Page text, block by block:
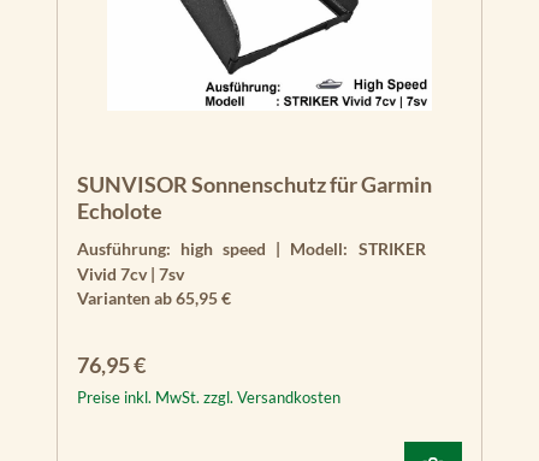
SUNVISOR Sonnenschutz für Garmin
Echolote
Ausführung: high speed | Modell: STRIKER
Vivid 7cv | 7sv
Varianten ab65,95 €
Regulärer Preis:
76,95 €
Preise inkl. MwSt. zzgl. Versandkosten